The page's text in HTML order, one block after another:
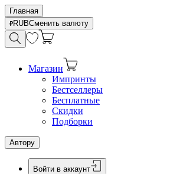
Главная
RUBСменить валюту
Магазин
Импринты
Бестселлеры
Бесплатные
Скидки
Подборки
Автору
Войти в аккаунт